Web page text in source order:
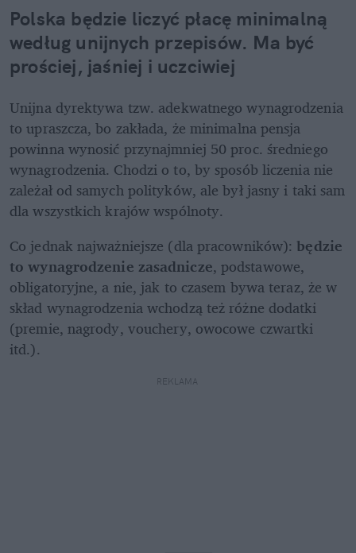
Polska będzie liczyć płacę minimalną
według unijnych przepisów. Ma być
prościej, jaśniej i uczciwiej
Unijna dyrektywa tzw. adekwatnego wynagrodzenia
to upraszcza, bo zakłada, że minimalna pensja
powinna wynosić przynajmniej 50 proc. średniego
wynagrodzenia. Chodzi o to, by sposób liczenia nie
zależał od samych polityków, ale był jasny i taki sam
dla wszystkich krajów wspólnoty.
Co jednak najważniejsze (dla pracowników): będzie
to wynagrodzenie zasadnicze, podstawowe,
obligatoryjne, a nie, jak to czasem bywa teraz, że w
skład wynagrodzenia wchodzą też różne dodatki
(premie, nagrody, vouchery, owocowe czwartki
itd.).
REKLAMA